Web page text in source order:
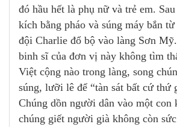
đó hầu hết là phụ nữ và trẻ em.
kích bằng pháo và súng máy bắn
đội Charlie đổ bộ vào làng Sơn
binh sĩ của đơn vị này không tìm
Việt cộng nào trong làng, song
súng, lưỡi lê để “tàn sát bất cứ thứ
Chúng dồn người dân vào một con
chúng giết người già không còn